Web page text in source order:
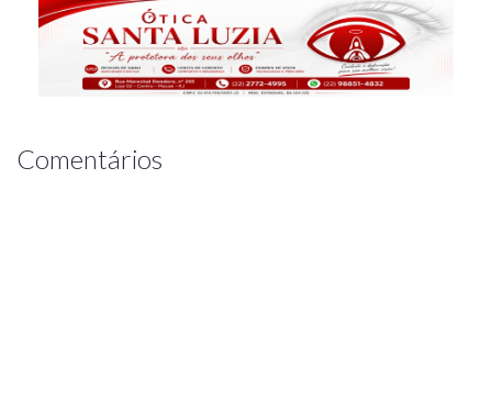
Comentários